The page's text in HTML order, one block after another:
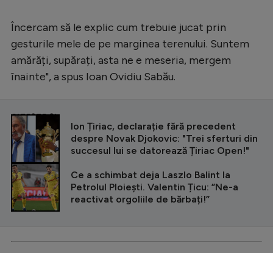
Încercam să le explic cum trebuie jucat prin
gesturile mele de pe marginea terenului. Suntem
amărăți, supărați, asta ne e meseria, mergem
înainte", a spus Ioan Ovidiu Sabău.
CITEȘTE ȘI
Ion Țiriac, declarație fără precedent
despre Novak Djokovic: "Trei sferturi din
succesul lui se datorează Țiriac Open!"
Ce a schimbat deja Laszlo Balint la
Petrolul Ploiești. Valentin Țicu: ”Ne-a
reactivat orgoliile de bărbați!”